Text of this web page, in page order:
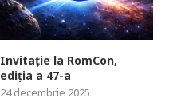
Invitație la RomCon,
ediția a 47-a
24 decembrie 2025